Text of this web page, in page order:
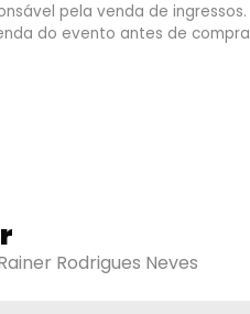
pela venda de
do evento antes de
Rodrigues Neves